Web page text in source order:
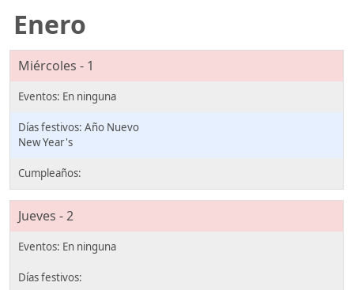
Enero
Miércoles - 1
Año Nuevo
New Year's
Jueves - 2